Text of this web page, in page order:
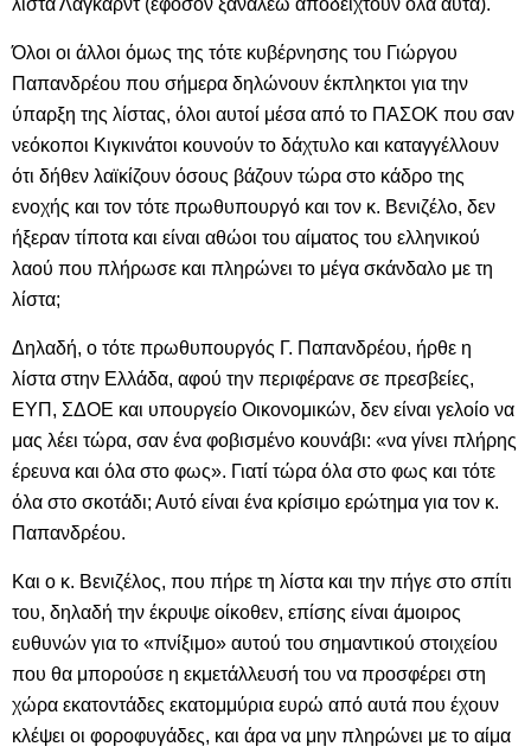
λίστα Λαγκάρντ (εφόσον ξαναλέω αποδειχτούν όλα αυτά).
Όλοι οι άλλοι όμως της τότε κυβέρνησης του Γιώργου
Παπανδρέου που σήμερα δηλώνουν έκπληκτοι για την
ύπαρξη της λίστας, όλοι αυτοί μέσα από το ΠΑΣΟΚ που σαν
νεόκοποι Κιγκινάτοι κουνούν το δάχτυλο και καταγγέλλουν
ότι δήθεν λαϊκίζουν όσους βάζουν τώρα στο κάδρο της
ενοχής και τον τότε πρωθυπουργό και τον κ. Βενιζέλο, δεν
ήξεραν τίποτα και είναι αθώοι του αίματος του ελληνικού
λαού που πλήρωσε και πληρώνει το μέγα σκάνδαλο με τη
λίστα;
Δηλαδή, ο τότε πρωθυπουργός Γ. Παπανδρέου, ήρθε η
λίστα στην Ελλάδα, αφού την περιφέρανε σε πρεσβείες,
ΕΥΠ, ΣΔΟΕ και υπουργείο Οικονομικών, δεν είναι γελοίο να
μας λέει τώρα, σαν ένα φοβισμένο κουνάβι: «να γίνει πλήρης
έρευνα και όλα στο φως». Γιατί τώρα όλα στο φως και τότε
όλα στο σκοτάδι; Αυτό είναι ένα κρίσιμο ερώτημα για τον κ.
Παπανδρέου.
Και ο κ. Βενιζέλος, που πήρε τη λίστα και την πήγε στο σπίτι
του, δηλαδή την έκρυψε οίκοθεν, επίσης είναι άμοιρος
ευθυνών για το «πνίξιμο» αυτού του σημαντικού στοιχείου
που θα μπορούσε η εκμετάλλευσή του να προσφέρει στη
χώρα εκατοντάδες εκατομμύρια ευρώ από αυτά που έχουν
κλέψει οι φοροφυγάδες, και άρα να μην πληρώνει με το αίμα